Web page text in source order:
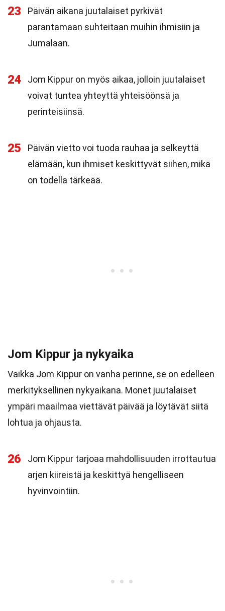
23
Päivän aikana juutalaiset pyrkivät
parantamaan suhteitaan muihin ihmisiin ja
Jumalaan.
24
Jom Kippur on myös aikaa, jolloin juutalaiset
voivat tuntea yhteyttä yhteisöönsä ja
perinteisiinsä.
25
Päivän vietto voi tuoda rauhaa ja selkeyttä
elämään, kun ihmiset keskittyvät siihen, mikä
on todella tärkeää.
Jom Kippur ja nykyaika
Vaikka Jom Kippur on vanha perinne, se on edelleen
merkityksellinen nykyaikana. Monet juutalaiset
ympäri maailmaa viettävät päivää ja löytävät siitä
lohtua ja ohjausta.
26
Jom Kippur tarjoaa mahdollisuuden irrottautua
arjen kiireistä ja keskittyä hengelliseen
hyvinvointiin.